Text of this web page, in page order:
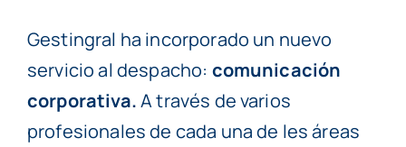
Gestingral ha incorporado un nuevo
servicio al despacho: comunicación
corporativa.A través de varios
profesionales de cada una de les áreas